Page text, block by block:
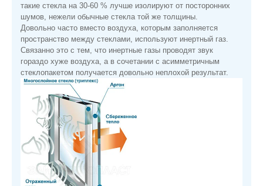
такие стекла на 30-60 % лучше изолируют от посторонних
шумов, нежели обычные стекла той же толщины.
Довольно часто вместо воздуха, которым заполняется
пространство между стеклами, используют инертный газ.
Связанно это с тем, что инертные газы проводят звук
гораздо хуже воздуха, а в сочетании с асимметричным
стеклопакетом получается довольно неплохой результат.